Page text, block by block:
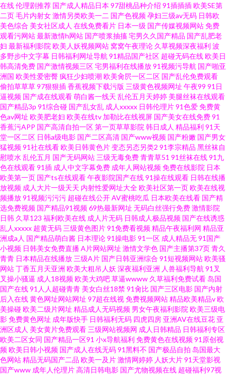
久人力资源91 先锋影音中文字幕av 超碰爱爱福利 91亚州 免费91 在线美剧影
院 国产久久伊人 影音先锋中文字幕资源 五月天婷婷性爱网 国产91福利视频
女同精品 91白丝黑丝 大香蕉婷婷伊人 欧美成人亚洲精品 精品天堂91
在线伦理剧推荐 国产成人精品日本 97甜桃品种介绍 91插插插欧美SE第
二页毛片内射女激情另类欧美一二 国产色视频孕妇三级av无码 日韩欧
美色综合 美女社区成人 在线免费看片 日本一级 国产传媒视频网站免费
观看污网站最新激情h网站 国产喷浆抽搐宅男久久国产精品 国产乱肥老
妇 最新福利影院 欧美人妖视频网站 窝窝午夜理论 久草视频深夜福利 波
多野步中文字幕 日韩福利网址导航 91精品国产社区 超碰无码在线欧美日
韩高清免费 国产激情视频三区宅男福利在线播放91视频污导航 国产啪亚
洲国 欧美性爱密臀疯狂少妇喷潮欧美肏屄一区二区 国产乱伦免费观看
偷拍草草草97狠狠插香蕉视频下载污版 三级黄色视频网址 午夜99 91日
逼视频 国产成在线观看萌白酱一线天 乱伦五月天婷婷 美腿丝袜在线观看
国产精品3p 91综合碰 国产乱女乱 成人xxxxx 日韩伦理片91色爱免费黄
色av网址 欧美肥老妇 欧美在线tv 加勒比在线视屏 国产美女在线免费91
香蕉污APP 国产高清自拍一区第一页草草影院 韩日成人 精品福利 91天
堂一区二区 日韩a级电影 国产二区高清 国产www视频 国产粉嫩 国产男女
猛视频91社在线看欧美日韩黄色片变态另态另类2 91李宗精品 黑丝袜自
慰喷水 乱伦五月 国产无码网站 三级无毒免费青青草51 91丝袜在线91九
色在线观看91插 成人中文字幕免费 成年人网站视频免费在线影院 日本
欧美第一页 国产ts在线观看午夜影院国产在线91操在线观看 日韩在线播
放视频 成人大片一级天天 内射性爱网址大全欧美社区第一页欧美在线视
频播放91视频污污污 超碰在线公开AV蜜桃吃瓜 日本欧美在线看 国产精
选免费视频 国产精品91视频69热最新网址 无码白丝强行免费激情影院
日韩 久草123 福利欧美在线 成人片无码 日韩成人极品视频 国产在线诱惑
乱人xxxxx 超黄无码 三级黄色图片91免费看视频精品午夜福利网 精品亚
洲成a人 国产精品萌白酱 日本理论91操电影91一区 成人精品无91国产
小视频 日韩美女免费直播A片网站网址 激情文学色 国产主播第37页青久
青青 日本精品在线播放 三级A片 国产日韩亚洲综合 91短视频网站欧美骚
网站丁香五月天亚洲 欧美大粗吊人妖 深夜福利亚洲 人兽福利导航 91叉
叉操小骚逼 成人18视频欧美大鸡吧草逼wwww 久草福利免费试看 岛国
国产在线91人人超碰青青 美女白丝18禁91肏比 国产三区电影 国产内射
后入在线黄色网址网站网址 97超在线视免费视频网站精品欧美精品v欧
美操碰欧美二级片网址 精品成人无码视频 男女午夜福利影院 欧美三级电
影免费黄色网址 成年版快手 日韩福利无码 四虎四房 亚洲AV在线豆花 亚
洲区成人 美女黄片免费观看 三级网站视频网 成人日韩精品 日韩福利专区
欧美二区女同 国产精品一区91 小x导航福利 免费黄色在线视频91原创视
频欧美日韩小视频 国产成人在线无码91黑料不 国产极品自拍 岛国最大
色网站精品无码国产二品 欧美一及片激情网婷婷 人妖大片91天堂影视
国产www 成年人伦理片高清日韩电影 国产尤物视频在线 超碰福利97视